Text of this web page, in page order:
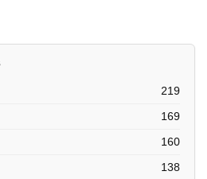
219
169
160
138